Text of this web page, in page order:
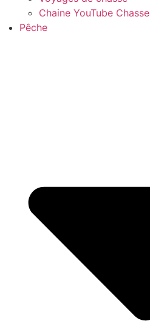
Chaine YouTube Chasse
Pêche